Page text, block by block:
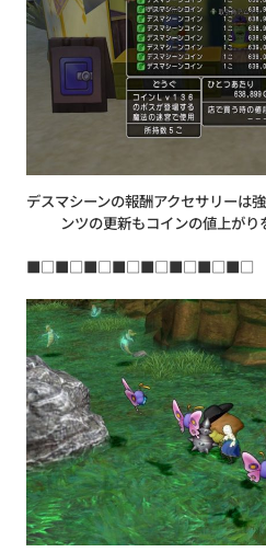
デスマシーンの報酬アクセサリーは
ンツの更新もコインの値上がり
■□■□■□■□■□■□■□■□